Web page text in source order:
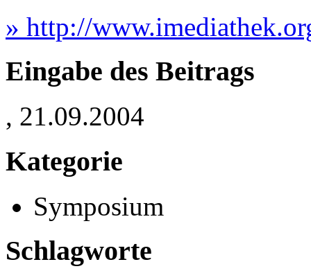
» http://
Eingabe des Beitrags
, 21.09.2004
Kategorie
Symposium
Schlagworte